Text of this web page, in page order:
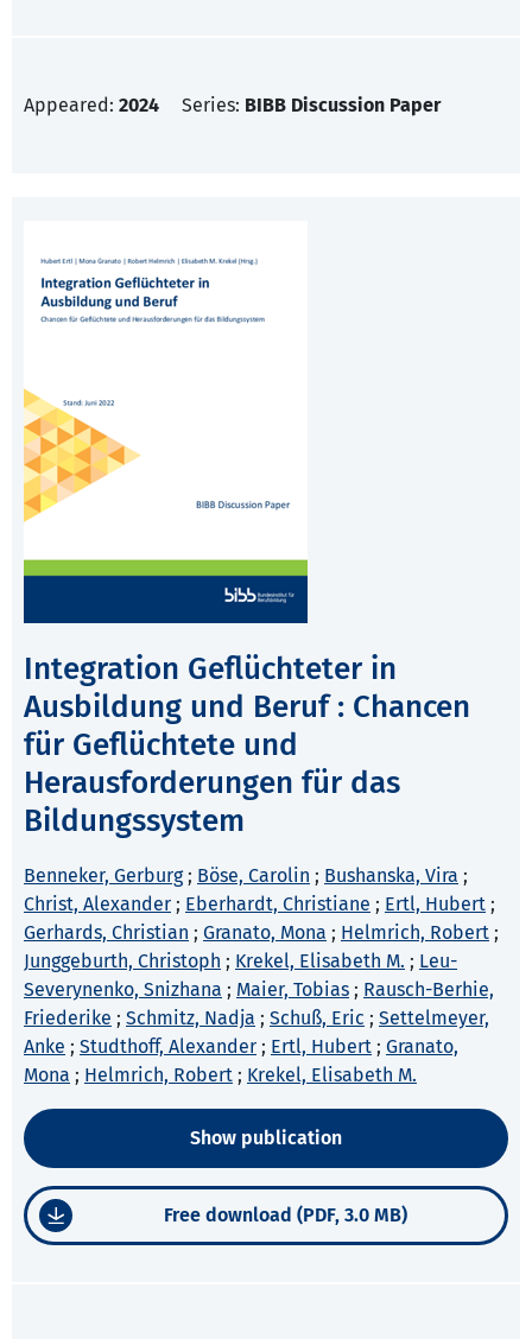
Appeared: 2024 Series: BIBB Discussion Paper
Integration Geflüchteter in
Ausbildung und Beruf : Chancen
für Geflüchtete und
Herausforderungen für das
Bildungssystem
Benneker, Gerburg; Böse, Carolin ; Bushanska, Vira ;
Christ, Alexander ; Eberhardt, Christiane ; Ertl, Hubert ;
Gerhards, Christian ; Granato, Mona ; Helmrich, Robert ;
Junggeburth, Christoph ; Krekel, Elisabeth M. ; Leu-
Severynenko, Snizhana ; Maier, Tobias ; Rausch-Berhie,
Friederike ; Schmitz, Nadja ; Schuß, Eric ; Settelmeyer,
Anke ; Studthoff, Alexander ; Ertl, Hubert ; Granato,
Mona ; Helmrich, Robert ; Krekel, Elisabeth M.
Show publication
Free download (PDF, 3.0 MB)